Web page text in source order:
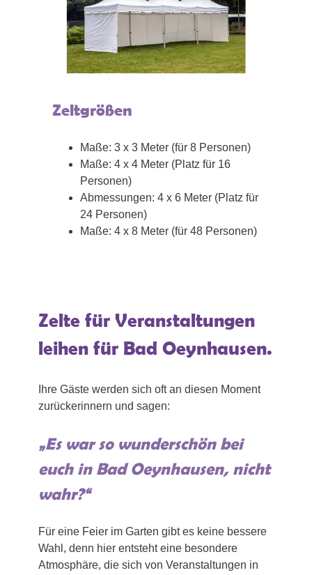
Zeltgrößen
Maße: 3 x 3 Meter (für 8 Personen)
Maße: 4 x 4 Meter (Platz für 16
Personen)
Abmessungen: 4 x 6 Meter (Platz für
24 Personen)
Maße: 4 x 8 Meter (für 48 Personen)
Zelte für Veranstaltungen
leihen für Bad Oeynhausen.
Ihre Gäste werden sich oft an diesen Moment
zurückerinnern und sagen:
„Es war so wunderschön bei
euch in Bad Oeynhausen, nicht
wahr?“
Für eine Feier im Garten gibt es keine bessere
Wahl, denn hier entsteht eine besondere
Atmosphäre, die sich von Veranstaltungen in